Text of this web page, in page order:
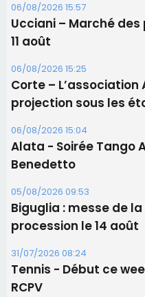
06/08/2026 15:57
Ucciani – Marché
11 août
06/08/2026 15:25
Corte –
projection sous les
06/08/2026 15:04
Alata - Soirée Tango
Benedetto
05/08/2026 09:53
Biguglia : messe de
procession le 14 août
31/07/2026 08:24
Tennis - Début ce
RCPV